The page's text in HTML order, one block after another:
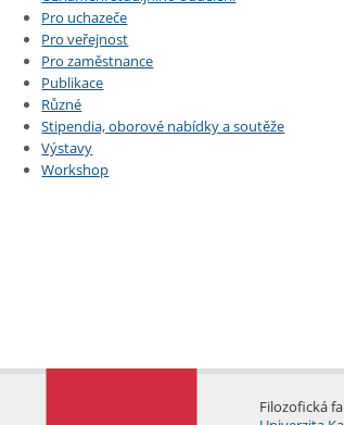
Pro uchazeče
Pro veřejnost
Pro zaměstnance
Publikace
Různé
Stipendia, oborové nabídky a soutěže
Výstavy
Workshop
Filozofická